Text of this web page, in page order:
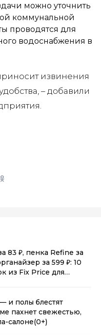
можно уточнить
коммунальной
проводятся для
водоснабжения в
извинения
– добавили
83 ₽, пенка Refine за
за 599 ₽: 10
из Fix Price для
и полы блестят
пахнет свежестью,
салоне(0+)